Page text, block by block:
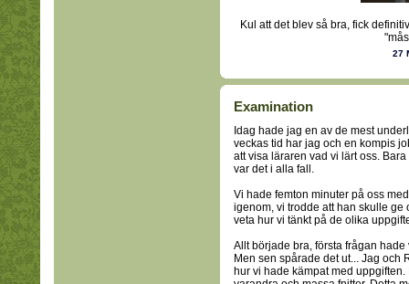
Kul att det blev så bra, fick
27
Examination
Idag hade jag en av de mest
veckas tid har jag och en kompis
att visa läraren vad vi lärt oss.
var det i alla fall.
Vi hade femton minuter på oss
igenom, vi trodde att han skulle ge
veta hur vi tänkt på de olika
Allt började bra, första frågan
Men sen spårade det ut... Jag och
hur vi hade kämpat med